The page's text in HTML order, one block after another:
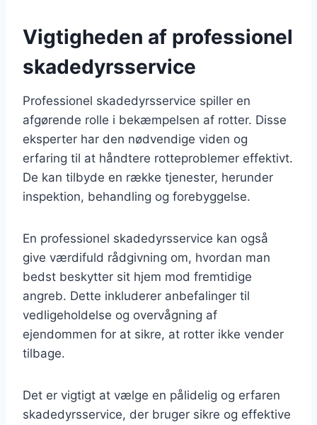
Vigtigheden af professionel
skadedyrsservice
Professionel skadedyrsservice spiller en
afgørende rolle i bekæmpelsen af rotter. Disse
eksperter har den nødvendige viden og
erfaring til at håndtere rotteproblemer effektivt.
De kan tilbyde en række tjenester, herunder
inspektion, behandling og forebyggelse.
En professionel skadedyrsservice kan også
give værdifuld rådgivning om, hvordan man
bedst beskytter sit hjem mod fremtidige
angreb. Dette inkluderer anbefalinger til
vedligeholdelse og overvågning af
ejendommen for at sikre, at rotter ikke vender
tilbage.
Det er vigtigt at vælge en pålidelig og erfaren
skadedyrsservice, der bruger sikre og effektive